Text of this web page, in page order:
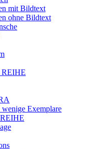
mit Bildtext
ohne Bildtext
Exemplare